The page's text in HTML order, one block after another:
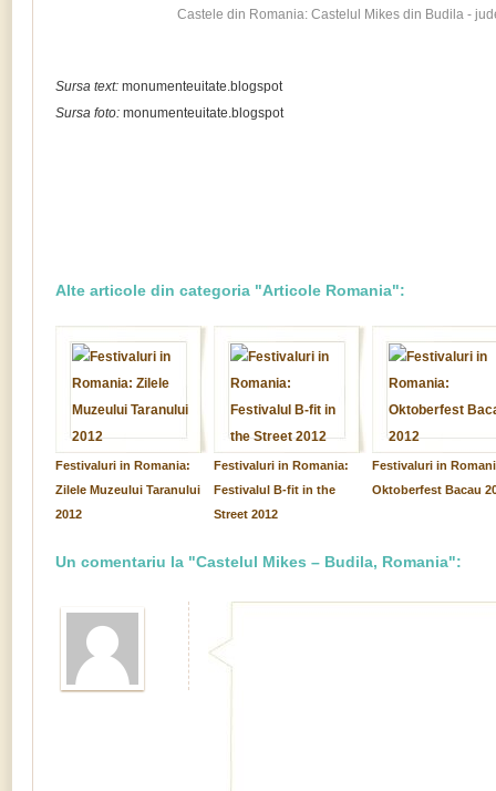
Castele din Romania: Castelul Mikes din Budila -
Sursa text:monumenteuitate.blogspot
Sursa foto:monumenteuitate.blogspot
Alte articole din categoria "Articole Romania":
Festivaluri in Romania:
Zilele Muzeului Taranului
2012
Festivaluri in Romania:
Festivalul B-fit in the
Street 2012
Festivaluri in
Oktoberfest Bacau
Un comentariu la "Castelul Mikes – Budila, Romania":